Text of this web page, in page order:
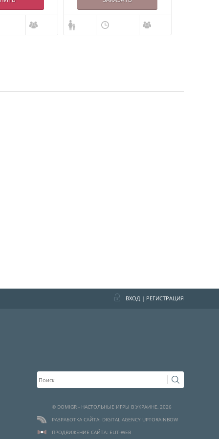
ВХОД | РЕГИСТРАЦИЯ
© DOMIGR - НАСТОЛЬНЫЕ ИГРЫ В УКРАИНЕ, 2026
РАЗРАБОТКА САЙТА: DIGITAL AGENCY UPTORAINBOW
ПРОДВИЖЕНИЕ САЙТА: ELIT-WEB